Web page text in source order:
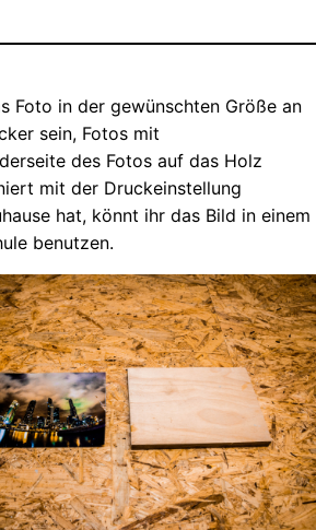
Foto in der gewünschten Größe an
sein, Fotos mit
des Fotos auf das Holz
mit der Druckeinstellung
hat, könnt ihr das Bild in einem
benutzen.